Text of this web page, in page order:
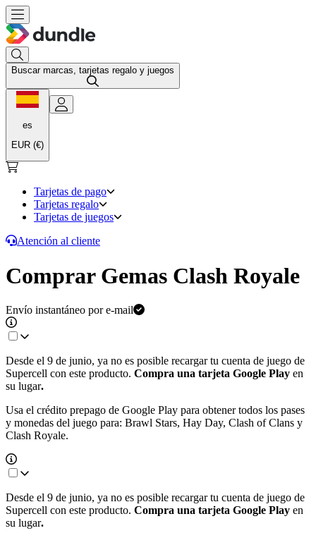
Buscar marcas, tarjetas regalo y juegos
es
EUR (€)
Tarjetas de pago
Tarjetas regalo
Tarjetas de juegos
Atención al cliente
Comprar Gemas Clash Royale
Envío instantáneo por e-mail
Desde el 9 de junio, ya no es posible recargar tu cuenta de juego de
Supercell con este producto. Compra una tarjeta Google Play en
su lugar.
Usa el crédito prepago de Google Play para obtener todos los pases
y monedas del juego para: Brawl Stars, Hay Day, Clash of Clans y
Clash Royale.
Desde el 9 de junio, ya no es posible recargar tu cuenta de juego de
Supercell con este producto. Compra una tarjeta Google Play en
su lugar.